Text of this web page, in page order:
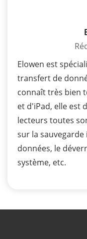
Elowen est
transfert de
connaît très bien
et d'iPad, elle est
lecteurs toutes
sur la
données, le
système, etc.